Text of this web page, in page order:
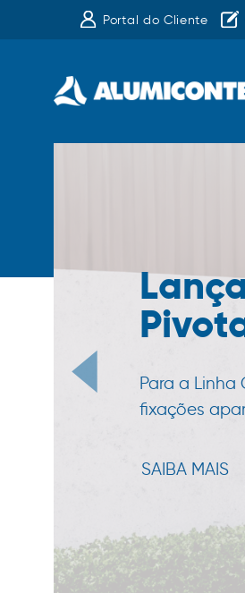
Portal do Cliente
Para a Linha
fixações
SAIBA MAIS